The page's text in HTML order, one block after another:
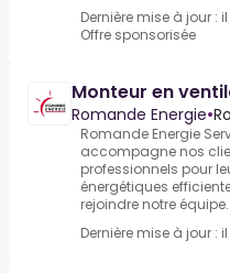
Dernière mise à jour :
Offre sponsorisée
Monteur en
Romande Energie•
Romande Energie
accompagne nos
professionnels pour
énergétiques
rejoindre notre
Dernière mise à jour :